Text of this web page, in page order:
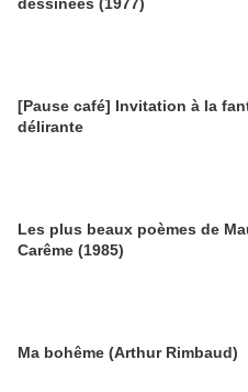
[Pause café] Invitation à la
délirante
Les plus beaux poèmes de
Carême (1985)
Ma bohême (Arthur Rimbaud)